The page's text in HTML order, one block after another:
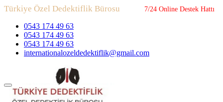
Türkiye Özel Dedektiflik Bürosu 7/24 Online Destek Hattı
0543 174 49 63
0543 174 49 63
0543 174 49 63
internationalozeldedektiflik@gmail.com